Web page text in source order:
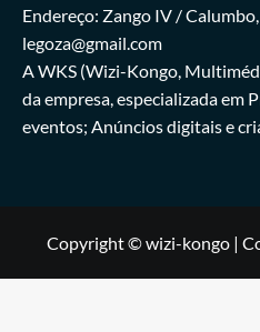
Endereço: Zango IV /
legoza@gmail.com
A WKS (Wizi-Kongo,
da empresa, especializada em
eventos; Anúncios digitais e
Copyright © wizi-kongo |